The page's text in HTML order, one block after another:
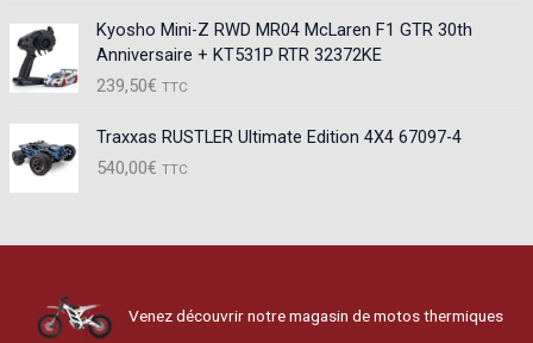
Kyosho Mini-Z RWD MR04 McLaren F1 GTR 30th
Anniversaire + KT531P RTR 32372KE
239,50€ TTC
Traxxas RUSTLER Ultimate Edition 4X4 67097-4
540,00€ TTC
Venez découvrir notre magasin de motos thermiques